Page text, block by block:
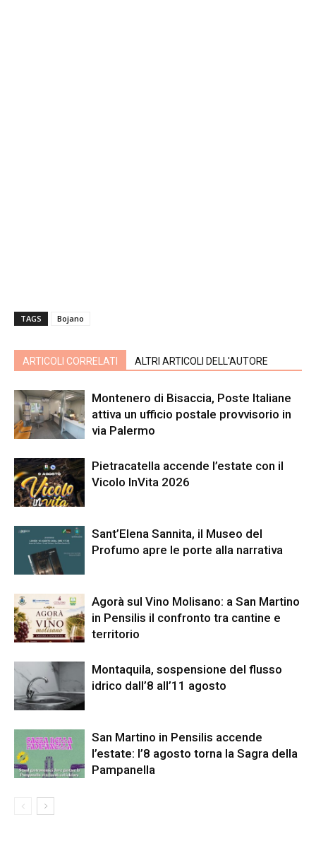
TAGS Bojano
ARTICOLI CORRELATI ALTRI ARTICOLI DELL'AUTORE
Montenero di Bisaccia, Poste Italiane
attiva un ufficio postale provvisorio in
via Palermo
Pietracatella accende l’estate con il
Vicolo InVita 2026
Sant’Elena Sannita, il Museo del
Profumo apre le porte alla narrativa
Agorà sul Vino Molisano: a San Martino
in Pensilis il confronto tra cantine e
territorio
Montaquila, sospensione del flusso
idrico dall’8 all’11 agosto
San Martino in Pensilis accende
l’estate: l’8 agosto torna la Sagra della
Pampanella